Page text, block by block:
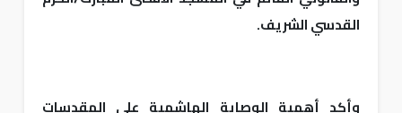
القدسي الشريف.
وأكد أهمية الوصاية الهاشمية على المقدسات